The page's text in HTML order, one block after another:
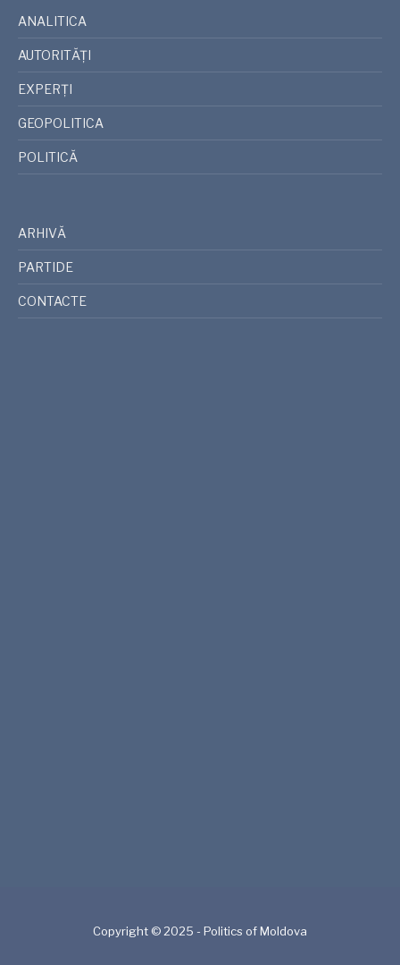
ANALITICA
AUTORITĂȚI
EXPERȚI
GEOPOLITICA
POLITICĂ
ARHIVĂ
PARTIDE
CONTACTE
Copyright © 2025 - Politics of Moldova